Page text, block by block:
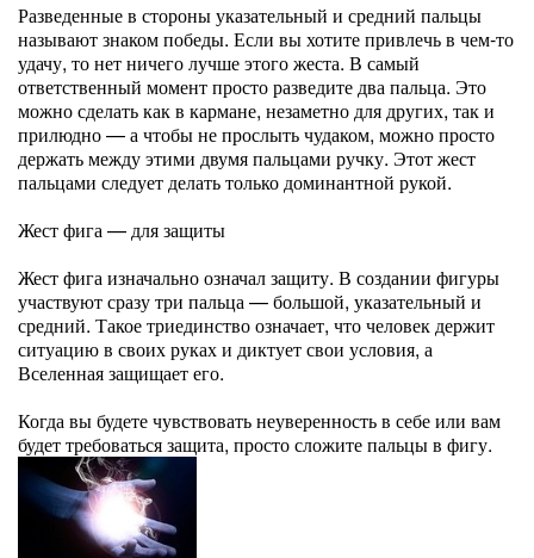
Разведенные в стороны указательный и средний пальцы
называют знаком победы. Если вы хотите привлечь в чем-то
удачу, то нет ничего лучше этого жеста. В самый
ответственный момент просто разведите два пальца. Это
можно сделать как в кармане, незаметно для других, так и
прилюдно — а чтобы не прослыть чудаком, можно просто
держать между этими двумя пальцами ручку. Этот жест
пальцами следует делать только доминантной рукой.
Жест фига — для защиты
Жест фига изначально означал защиту. В создании фигуры
участвуют сразу три пальца — большой, указательный и
средний. Такое триединство означает, что человек держит
ситуацию в своих руках и диктует свои условия, а
Вселенная защищает его.
Когда вы будете чувствовать неуверенность в себе или вам
будет требоваться защита, просто сложите пальцы в фигу.